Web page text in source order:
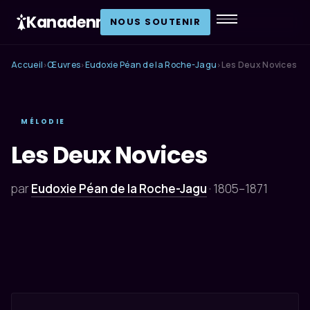
Kanadenn NOUS SOUTENIR
Accueil ›Œuvres›Eudoxie Péan de la Roche-Jagu ›Les Deux Novices
MÉLODIE
Les Deux Novices
parEudoxie Péan de la Roche-Jagu · 1805–1871